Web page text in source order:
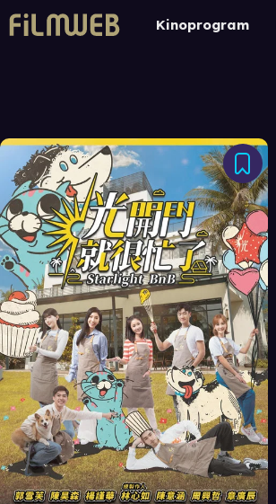
Kinoprogram